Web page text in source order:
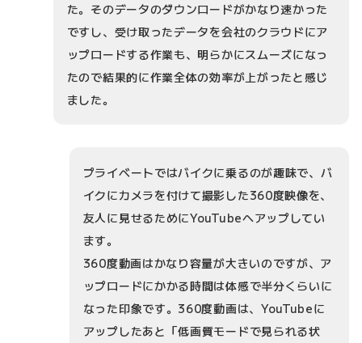
た。そのデータのダウンロードがかなり速かった
ですし、受け取ったデータを会社のクラウドにア
ップロードする作業も、明らかにスムーズになっ
たので結果的に作業全体の効率が上がったと感じ
ました。
プライベートではバイクに乗るのが趣味で、バ
イクにカメラを付けて撮影した360度映像を、
友人に見せるためにYouTubeへアップしてい
ます。
360度動画はかなり容量が大きいのですが、ア
ップロードにかかる時間は体感で半分くらいに
なった印象です。360度動画は、YouTubeに
アップしたあと「低画質モードで見られる状